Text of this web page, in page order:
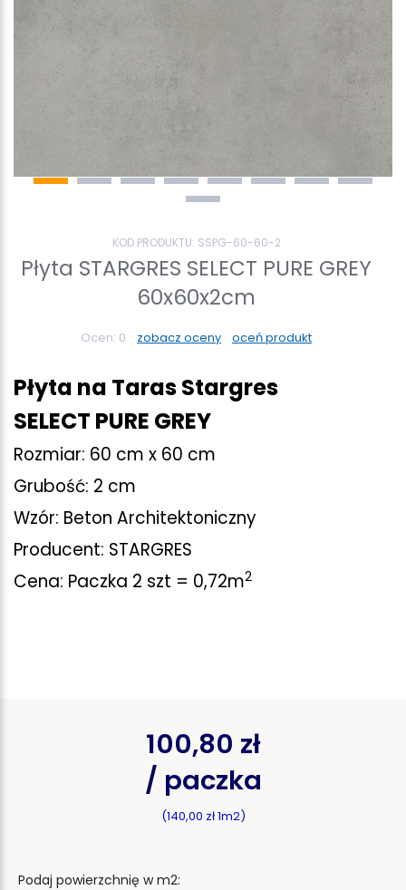
KOD PRODUKTU: SSPG-60-60-2
Płyta STARGRES SELECT PURE GREY
60x60x2cm
Ocen: 0 zobacz oceny oceń produkt
Płyta na Taras Stargres
SELECT PURE GREY
Rozmiar: 60 cm x 60 cm
Grubość: 2 cm
Wzór: Beton Architektoniczny
Producent: STARGRES
Cena: Paczka 2 szt = 0,72m2
100,80 zł
/ paczka
(140,00 zł 1m2)
Podaj powierzchnię w m2: